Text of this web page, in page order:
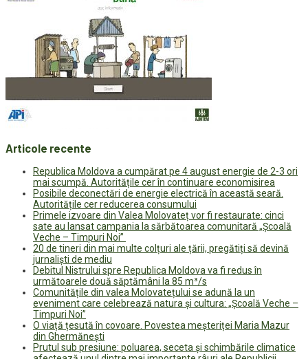
Articole recente
Republica Moldova a cumpărat pe 4 august energie de 2-3 ori
mai scumpă. Autoritățile cer în continuare economisirea
Posibile deconectări de energie electrică în această seară.
Autoritățile cer reducerea consumului
Primele izvoare din Valea Molovateț vor fi restaurate: cinci
sate au lansat campania la sărbătoarea comunitară „Școală
Veche – Timpuri Noi”
20 de tineri din mai multe colțuri ale țării, pregătiți să devină
jurnaliști de mediu
Debitul Nistrului spre Republica Moldova va fi redus în
următoarele două săptămâni la 85 m³/s
Comunitățile din valea Molovatețului se adună la un
eveniment care celebrează natura și cultura: „Școală Veche –
Timpuri Noi”
O viață țesută în covoare. Povestea meșteriței Maria Mazur
din Ghermănești
Prutul sub presiune: poluarea, seceta și schimbările climatice